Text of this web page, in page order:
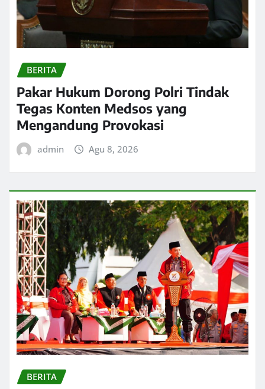
BERITA
Pakar Hukum Dorong Polri Tindak
Tegas Konten Medsos yang
Mengandung Provokasi
admin Agu 8, 2026
BERITA